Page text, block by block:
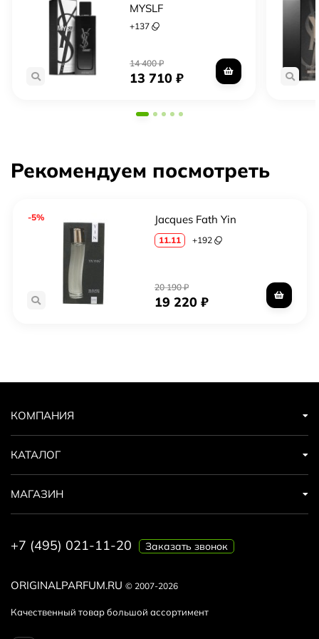
настоящими символами стиля и элегантности.
MYSLF
+137
14 400₽
13 710₽
Рекомендуем посмотреть
-5% Jacques Fath Yin
11.11 +192
20 190₽
19 220 ₽
ORIGINALPARFUM.RU © 2007-2026
Качественный товар большой ассортимент
КОМПАНИЯ
КАТАЛОГ
МАГАЗИН
+7 (495) 021-11-20 Заказать звонок